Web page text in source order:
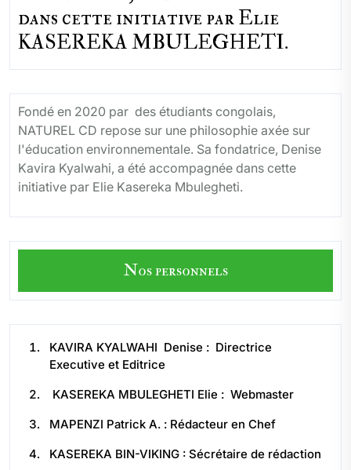
dans cette initiative par Elie
KASEREKA MBULEGHETI.
Fondé en 2020 par des étudiants congolais,
NATUREL CD repose sur une philosophie axée sur
l'éducation environnementale. Sa fondatrice, Denise
Kavira Kyalwahi, a été accompagnée dans cette
initiative par Elie Kasereka Mbulegheti.
Nos personnels
KAVIRA KYALWAHI Denise : Directrice
Executive et Editrice
KASEREKA MBULEGHETI Elie : Webmaster
MAPENZI Patrick A. : Rédacteur en Chef
KASEREKA BIN-VIKING : Sécrétaire de rédaction